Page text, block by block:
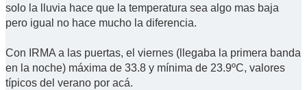
solo la lluvia hace que la temperatura sea algo mas baja
pero igual no hace mucho la diferencia.
Con IRMA a las puertas, el viernes (llegaba la primera banda
en la noche) máxima de 33.8 y mínima de 23.9ºC, valores
típicos del verano por acá.